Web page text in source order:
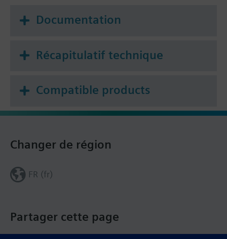
Documentation
Récapitulatif technique
Compatible products
Partager cette page
Changer de région
FR (fr)